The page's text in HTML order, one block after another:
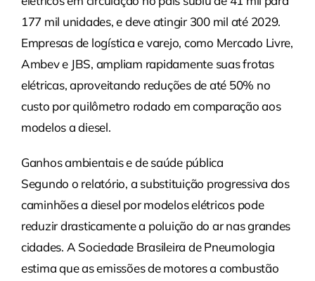
177 mil unidades, e deve atingir 300 mil até 2029.
Empresas de logística e varejo, como Mercado Livre,
Ambev e JBS, ampliam rapidamente suas frotas
elétricas, aproveitando reduções de até 50% no
custo por quilômetro rodado em comparação aos
modelos a diesel.
Ganhos ambientais e de saúde pública
Segundo o relatório, a substituição progressiva dos
caminhões a diesel por modelos elétricos pode
reduzir drasticamente a poluição do ar nas grandes
cidades. A Sociedade Brasileira de Pneumologia
estima que as emissões de motores a combustão